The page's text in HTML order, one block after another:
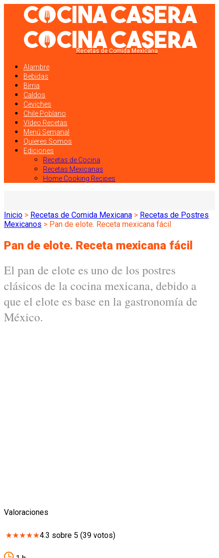
Recetas de Comida Mexicana
Alambre
Bebidas
Birria
Caldos
Ceviches
Chile Poblano
Vídeo Recetas
Menú Semanal
Quieres Somos
Ediciones
Recetas de Cocina
Recetas Mexicanas
Home Cooking Recipes
Inicio > Recetas de Comida Mexicana > Recetas de Postres
Mexicanos > Pan de elote. Receta mexicana fácil
Pan de elote. Receta mexicana fácil
El pan de elote es uno de los postres
clásicos de la cocina mexicana, debido a
que el elote es base en la gastronomía de
México.
Valoraciones
★★★★★4.3 sobre 5 (39 votos)